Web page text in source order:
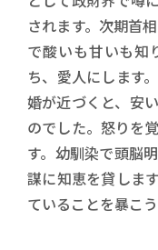
されます。次期首
で酸いも甘いも知
ち、愛人にします
婚が近づくと、安
のでした。怒りを
す。幼馴染で頭脳
謀に知恵を貸しま
ていることを暴こ